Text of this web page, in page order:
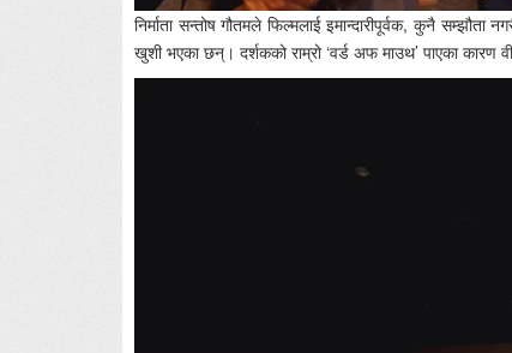
निर्माता सन्तोष गौतमले फिल्मलाई इमान्दारीपूर्वक, कुनै सम्झौता
खुशी भएका छन्। दर्शकको राम्रो ‘वर्ड अफ माउथ’ पाएका कारण